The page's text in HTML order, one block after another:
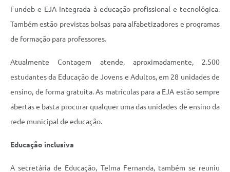
Fundeb e EJA Integrada à educação profissional e tecnológica.
Também estão previstas bolsas para alfabetizadores e programas
de formação para professores.
Atualmente Contagem atende, aproximadamente, 2.500
estudantes da Educação de Jovens e Adultos, em 28 unidades de
ensino, de forma gratuita. As matrículas para a EJA estão sempre
abertas e basta procurar qualquer uma das unidades de ensino da
rede municipal de educação.
Educação inclusiva
A secretária de Educação, Telma Fernanda, também se reuniu